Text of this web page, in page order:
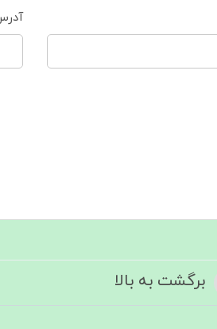
برگشت به بالا